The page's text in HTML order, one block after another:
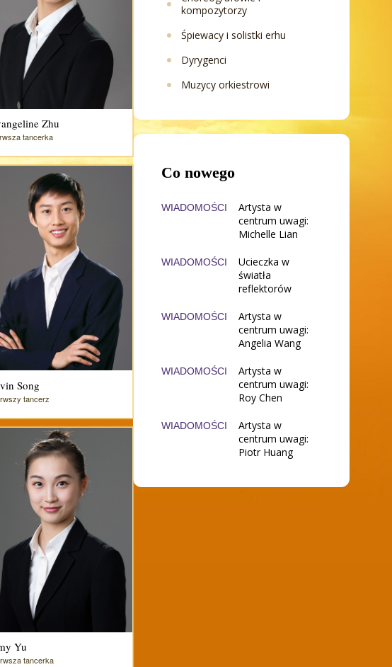
Zhu
tancerka
Song
tancerz
Yu
tancerka
kompozytorzy
Śpiewacy i solistki erhu
Dyrygenci
Muzycy orkiestrowi
Co nowego
WIADOMOŚCI
Artysta w
centrum uwagi:
Michelle Lian
WIADOMOŚCI
Ucieczka w
światła
reflektorów
WIADOMOŚCI
Artysta w
centrum uwagi:
Angelia Wang
WIADOMOŚCI
Artysta w
centrum uwagi:
Roy Chen
WIADOMOŚCI
Artysta w
centrum uwagi:
Piotr Huang